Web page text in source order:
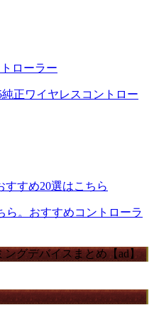
ローラー
正ワイヤレスコントロー
すすめ20選はこちら
ら。おすすめコントローラ
ングデバイスまとめ【ad】